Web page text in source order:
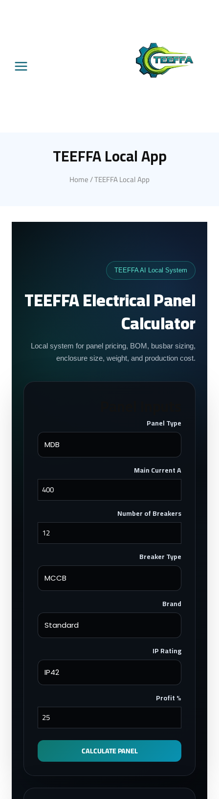
TEEFFA Local App
Home/TEEFFA Local App
TEEFFA AI Local System
TEEFFA Electrical Panel
Calculator
Local system for panel pricing, BOM, busbar sizing,
enclosure size, weight, and production cost.
Panel Type
Main Current A
Number of Breakers
Breaker Type
Brand
IP Rating
Profit %
CALCULATE PANEL